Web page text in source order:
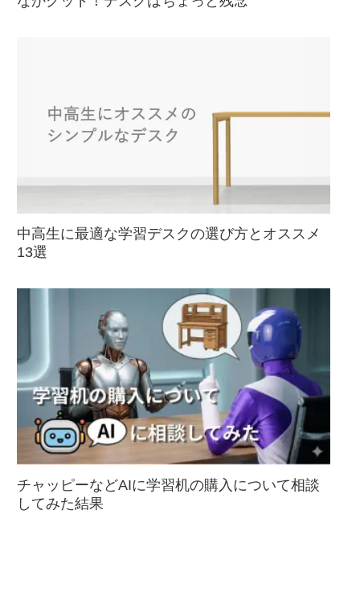
中高生に最適な学習デスクの選び方とオススメ
13選
チャッピーなどAIに学習机の購入について相談
してみた結果